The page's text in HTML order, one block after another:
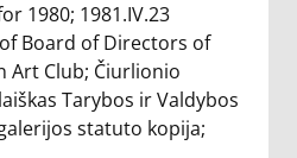
1980; 1981.IV.23
Board of Directors of
Art Club; Čiurlionio
Tarybos ir Valdybos
statuto kopija;